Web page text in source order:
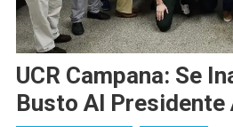
UCR Campana: Se
Busto Al